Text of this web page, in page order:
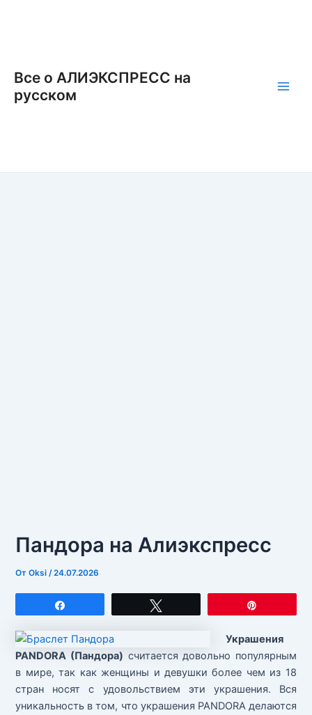
Все о АЛИЭКСПРЕСС на
русском
Пандора на Алиэкспресс
ОтOksi /24.07.2026
Украшения
PANDORA (Пандора) считается довольно популярным
в мире, так как женщины и девушки более чем из 18
стран носят с удовольствием эти украшения. Вся
уникальность в том, что украшения PANDORA делаются